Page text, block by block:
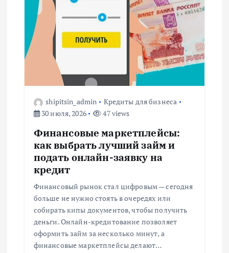
о
shipitsin_admin
Кредиты для бизнеса
30 июля, 2026
47 views
Финансовые маркетплейсы:
как выбрать лучший займ и
подать онлайн-заявку на
кредит
Финансовый рынок стал цифровым — сегодня
больше не нужно стоять в очередях или
собирать кипы документов, чтобы получить
деньги. Онлайн-кредитование позволяет
оформить займ за несколько минут, а
финансовые маркетплейсы делают…